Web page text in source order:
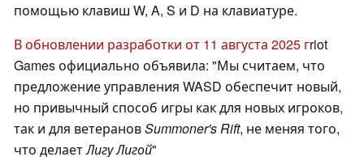
помощью клавиш W, A, S и D на клавиатуре.
В обновлении разработки от 11 августа 2025 гriot
Games официально объявила: "Мы считаем, что
предложение управления WASD обеспечит новый,
но привычный способ игры как для новых игроков,
так и для ветерановSummoner's Rift, не меняя того,
что делаетЛигу Лигой"